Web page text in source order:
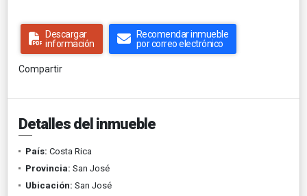
Descargar
información
Recomendar inmueble
por correo electrónico
Compartir
Detalles del inmueble
País: Costa Rica
Provincia: San José
Ubicación: San José